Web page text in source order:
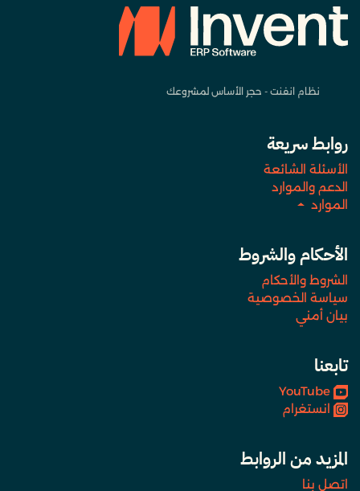
نظام انفنت - حجر الأساس لمشروعك
روابط سريعة
الأسئلة الشائعة
الدعم والموارد
الموارد
الأحكام والشروط
الشروط والأحكام
سياسة الخصوصية
بيان أمني
تابعنا
YouTube
انستغرام
المزيد من الروابط
اتصل بنا